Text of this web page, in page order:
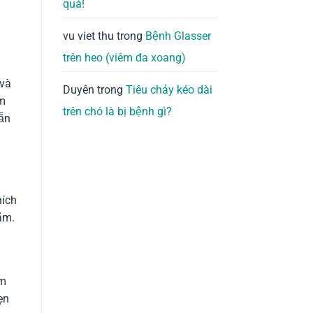
quả!
vu viet thu trong Bệnh Glasser
trên heo (viêm đa xoang)
Duyên trong Tiêu chảy kéo dài
trên chó là bị bệnh gì?